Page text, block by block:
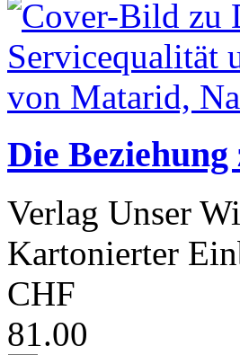
Die
Verlag Unser
Kartonierter
CHF
81.00